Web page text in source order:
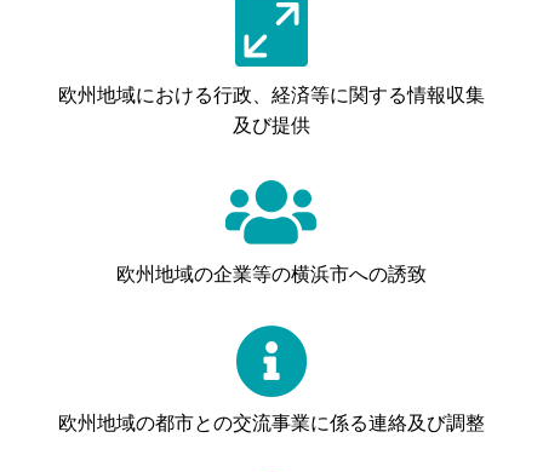

欧州地域における行政、経済等に関する情報収集
及び提供

欧州地域の企業等の横浜市への誘致

欧州地域の都市との交流事業に係る連絡及び調整